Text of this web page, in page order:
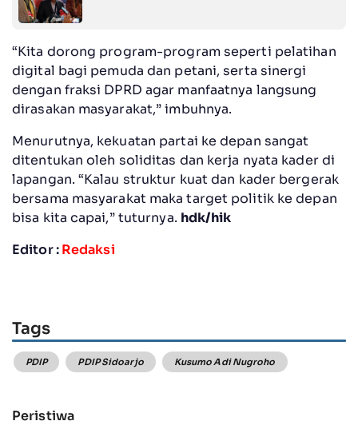
“Kita dorong program-program seperti pelatihan
digital bagi pemuda dan petani, serta sinergi
dengan fraksi DPRD agar manfaatnya langsung
dirasakan masyarakat,” imbuhnya.
Menurutnya, kekuatan partai ke depan sangat
ditentukan oleh soliditas dan kerja nyata kader di
lapangan. “Kalau struktur kuat dan kader bergerak
bersama masyarakat maka target politik ke depan
bisa kita capai,” tuturnya. hdk/hik
Editor :Redaksi
Tags
PDIP PDIP Sidoarjo Kusumo Adi Nugroho
Peristiwa